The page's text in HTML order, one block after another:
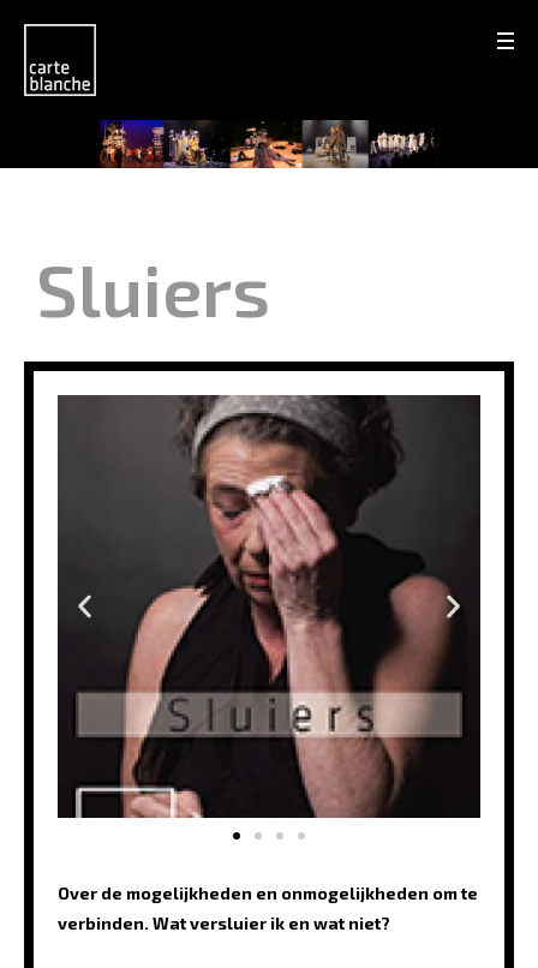
Sluiers
Over de mogelijkheden en onmogelijkheden om te
verbinden. Wat versluier ik en wat niet?